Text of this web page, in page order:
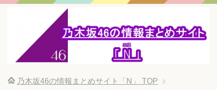
乃木坂46の情報まとめサイト「N」
TOP